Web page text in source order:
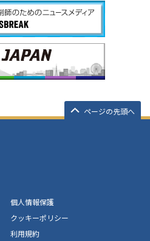
ページの先頭へ
個人情報保護
クッキーポリシー
利用規約